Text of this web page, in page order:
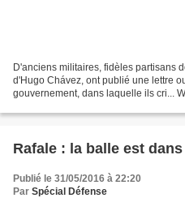
D'anciens militaires, fidèles partisans
d'Hugo Chávez, ont publié une lettre
gouvernement, dans laquelle ils cri...
Rafale : la balle est
Publié le 31/05/2016 à 22:20
Par Spécial Défense